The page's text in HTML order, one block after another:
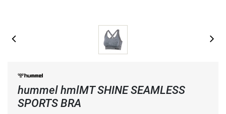
hummel hmlMT SHINE SEAMLESS
SPORTS BRA